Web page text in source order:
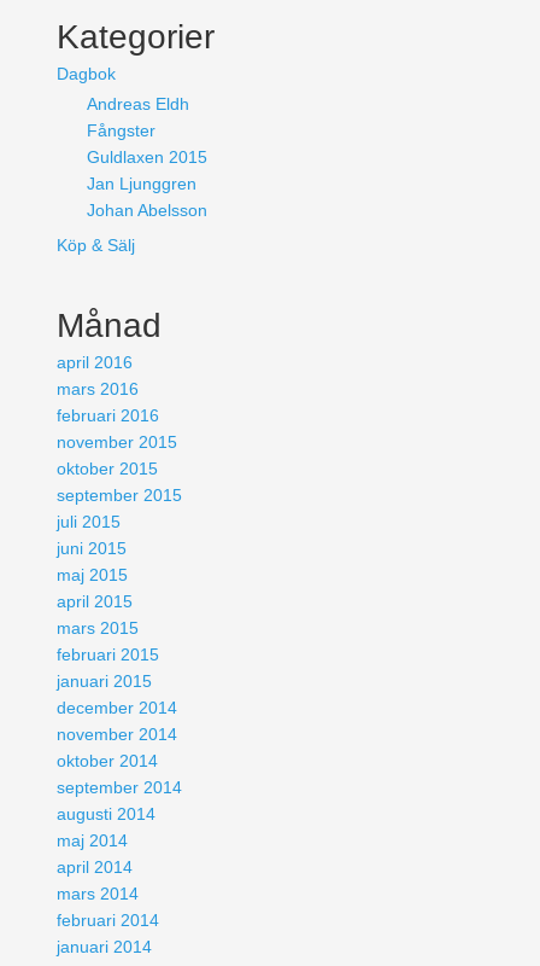
Kategorier
Dagbok
Andreas Eldh
Fångster
Guldlaxen 2015
Jan Ljunggren
Johan Abelsson
Köp & Sälj
Månad
april 2016
mars 2016
februari 2016
november 2015
oktober 2015
september 2015
juli 2015
juni 2015
maj 2015
april 2015
mars 2015
februari 2015
januari 2015
december 2014
november 2014
oktober 2014
september 2014
augusti 2014
maj 2014
april 2014
mars 2014
februari 2014
januari 2014